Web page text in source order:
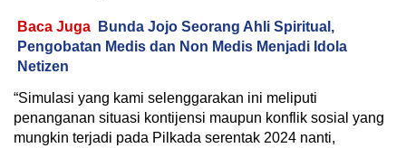
Baca Juga
Bunda Jojo Seorang Ahli Spiritual,
Pengobatan Medis dan Non Medis Menjadi Idola
Netizen
“Simulasi yang kami selenggarakan ini meliputi
penanganan situasi kontijensi maupun konflik sosial yang
mungkin terjadi pada Pilkada serentak 2024 nanti,